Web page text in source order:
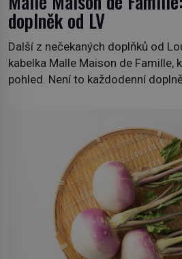
doplněk od LV
Další z nečekaných doplňků od
kabelka Malle Maison de Famille,
pohled. Není to každodenní
adrese 18 Rue Louis Vuitton,
roce 1869. […]